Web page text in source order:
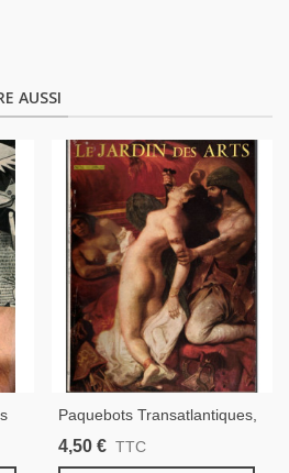
AUSSI
Paquebots Transatlantiques,
Églises Bourgogne, Forêts
4,50 € TTC